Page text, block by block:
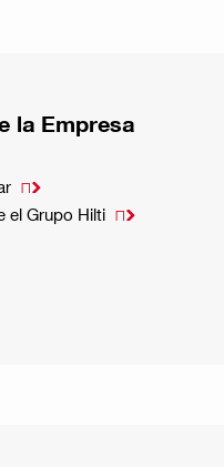
la Empresa

el Grupo Hilti 